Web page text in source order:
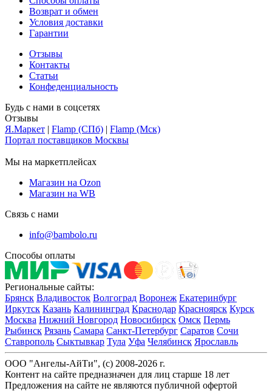
Возврат и обмен
Условия доставки
Гарантии
Отзывы
Контакты
Статьи
Конфеденциальность
Будь с нами в соцсетях
Отзывы
Я.Маркет | Flamp (СПб) | Flamp (Мск)
Портал поставщиков Москвы
Мы на маркетплейсах
Магазин на Ozon
Магазин на WB
Связь с нами
info@bambolo.ru
Способы оплаты
Региональные сайты:
Брянск Владивосток Волгоград Воронеж Екатеринбург
Иркутск Казань Калининград Краснодар Красноярск Курск
Москва Нижний Новгород Новосибирск Омск Пермь
Рыбинск Рязань Самара Санкт-Петербург Саратов Сочи
Ставрополь Сыктывкар Тула Уфа Челябинск Ярославль
ООО "Ангелы-АйТи", (c) 2008-2026 г.
Контент на сайте предназначен для лиц старше 18 лет
Предложения на сайте не являются публичной офертой